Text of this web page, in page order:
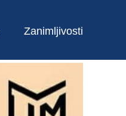
Zanimljivosti